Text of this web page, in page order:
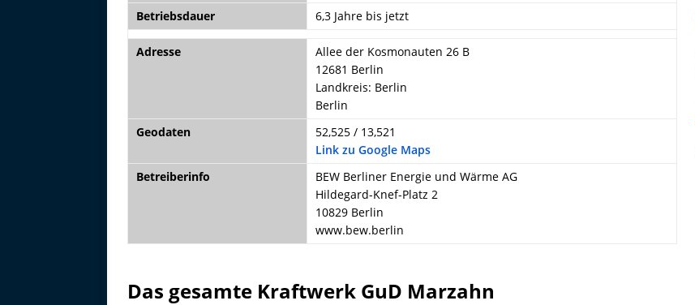
Betriebsdauer
6,3 Jahre bis jetzt
Adresse
Allee der Kosmonauten 26 B
12681 Berlin
Landkreis: Berlin
Berlin
Geodaten
52,525 / 13,521
Link zu Google Maps
Betreiberinfo
BEW Berliner Energie und Wärme AG
Hildegard-Knef-Platz 2
10829 Berlin
www.bew.berlin
Das gesamte Kraftwerk GuD Marzahn